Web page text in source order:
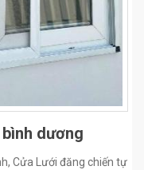
dương
Cửa Lưới đăng chiến tự